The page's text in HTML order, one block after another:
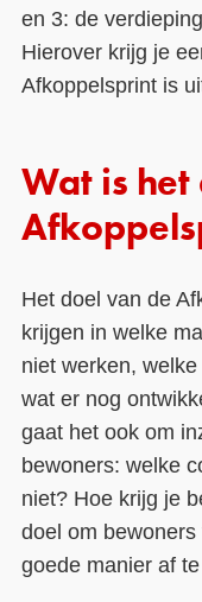
en 3: de
Hierover krijg je
Afkoppelsprint is
Wat is het
Het doel van de
krijgen in welke
niet werken,
wat er nog
gaat het ook om
bewoners: welke
niet? Hoe krijg je
doel om
goede manier af